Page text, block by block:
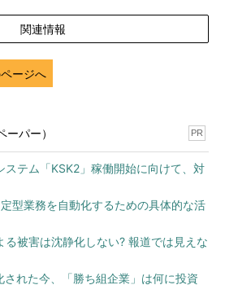
関連情報
ージへ
パー） PR
ステム「KSK2」稼働開始に向けて、対
型業務を自動化するための具体的な活
る被害は沈静化しない? 報道では見えな
された今、「勝ち組企業」は何に投資